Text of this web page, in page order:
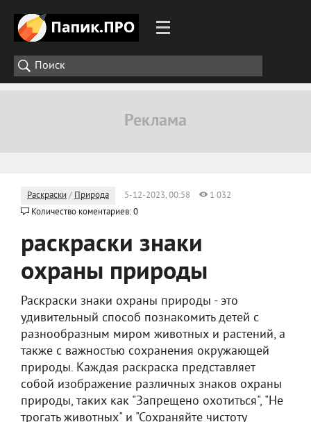
Раскраски / Природа 5-12-2023, 00:58
1 032
Количество коментариев: 0
раскраски знаки
охраны природы
Раскраски знаки охраны природы - это
удивительный способ познакомить детей с
разнообразным миром животных и растений, а
также с важностью сохранения окружающей
природы. Каждая раскраска представляет
собой изображение различных знаков охраны
природы, таких как "Запрещено охотиться", "Не
трогать животных" и "Сохраняйте чистоту